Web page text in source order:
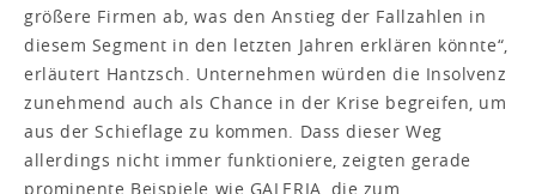
größere Firmen ab, was den Anstieg der Fallzahlen in
diesem Segment in den letzten Jahren erklären könnte“,
erläutert Hantzsch. Unternehmen würden die Insolvenz
zunehmend auch als Chance in der Krise begreifen, um
aus der Schieflage zu kommen. Dass dieser Weg
allerdings nicht immer funktioniere, zeigten gerade
prominente Beispiele wie GALERIA, die zum